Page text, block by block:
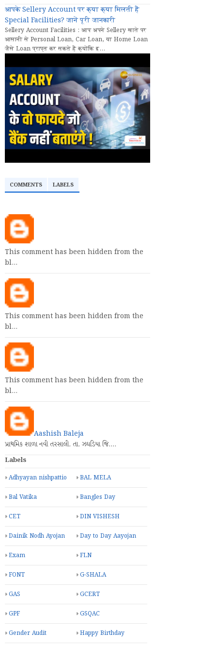
आपके Sellery Account पर क्या क्या मिलती हैं
Special Facilities? जानें पूरी जानकारी
Sellery Account Facilities : आप अपने Sellery खाते पर
आसानी से Personal Loan, Car Loan, या Home Loan
जैसे Loan प्राप्त कर सकते हैं क्योंकि इ...
COMMENTS LABELS
This comment has been hidden from the
bl…
This comment has been hidden from the
bl…
This comment has been hidden from the
bl…
Aashish Baleja
પ્રાથમિક શાળા નવી તરસાલી. તા. ઝઘડિયા જિ.…
Labels
Adhyayan nishpattio BAL MELA
Bal Vatika Bangles Day
CET DIN VISHESH
Dainik Nodh Ayojan Day to Day Aayojan
Exam FLN
FONT G-SHALA
GAS GCERT
GPF GSQAC
Gender Audit Happy Birthday